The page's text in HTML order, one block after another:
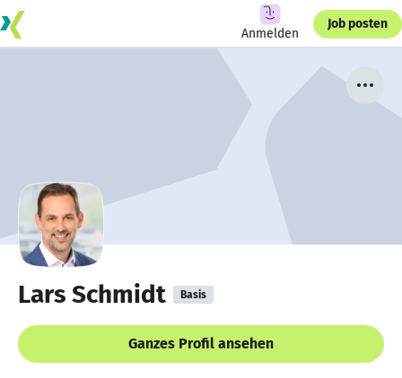
Anmelden
Job posten
Lars Schmidt Basis
Ganzes Profil ansehen